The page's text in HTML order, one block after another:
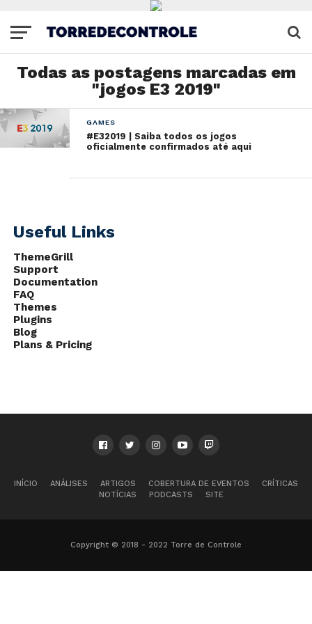
Todas as postagens marcadas em
"jogos E3 2019"
GAMES
#E32019 | Saiba todos os jogos
oficialmente confirmados até aqui
Useful Links
ThemeGrill
Support
Documentation
FAQ
Themes
Plugins
Blog
Plans & Pricing
INÍCIO ANÁLISES ARTIGOS COBERTURA DE EVENTOS
CRÍTICAS
NOTÍCIAS
PODCASTS SITE
Copyright © 2018 - 2022 Torre de Controle